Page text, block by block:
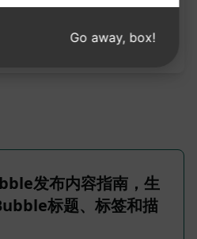
核，不准确。为了更好地了
议免费安装 AIPRM 并试用
发布内容指南，生
标题、标签和描
Go away, box!